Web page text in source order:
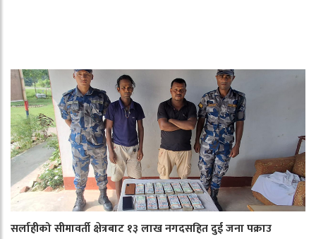
सर्लाहीको सीमावर्ती क्षेत्रबाट १३ लाख नगदसहित दुई जना पक्राउ